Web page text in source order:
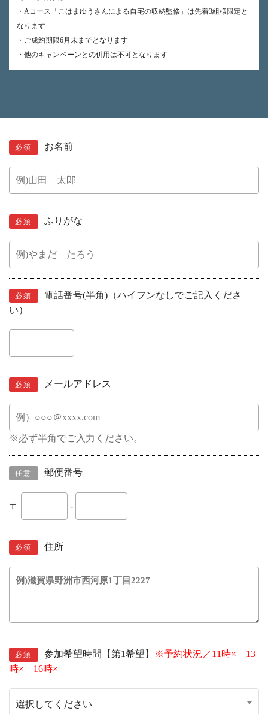
・Aコース「こはまゆうさんによる自宅の収納監修」は先着3組様限定と
なります
・ご成約期限6月末までとなります
・他のキャンペーンとの併用は不可となります
必須 お名前
必須 ふりがな
必須
電話番号(半角)（ハイフンなしでご記入くださ
い）
必須 メールアドレス
※必ず半角でご入力ください。
任意 郵便番号
〒 -
必須 住所
必須 参加希望時間【第1希望】
※予約状況／11時× 13
時× 16時×
選択してください